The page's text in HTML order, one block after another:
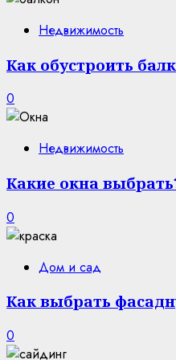
Недвижимость
Как обустроить
0
Недвижимость
Какие окна
0
Дом и сад
Как выбрать
0